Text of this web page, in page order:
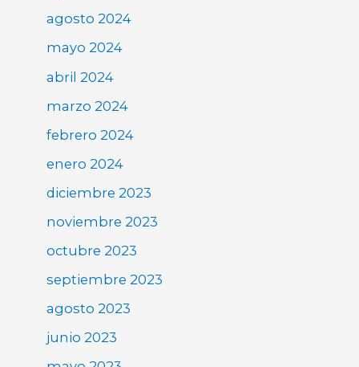
agosto 2024
mayo 2024
abril 2024
marzo 2024
febrero 2024
enero 2024
diciembre 2023
noviembre 2023
octubre 2023
septiembre 2023
agosto 2023
junio 2023